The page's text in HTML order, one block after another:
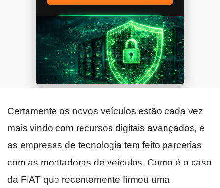
Certamente os novos veículos estão cada vez
mais vindo com recursos digitais avançados, e
as empresas de tecnologia tem feito parcerias
com as montadoras de veículos. Como é o caso
da FIAT que recentemente firmou uma